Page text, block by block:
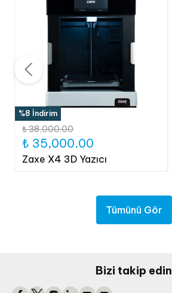
%8 İndirim
₺ 38,000.00
₺ 35,000.00
Zaxe X4 3D Yazıcı
Tümünü Gör
Bizi takip edin